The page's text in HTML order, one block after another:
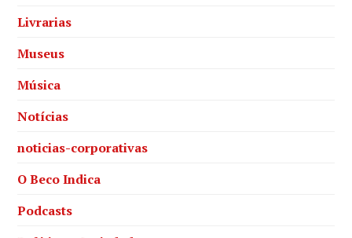
Livrarias
Museus
Música
Notícias
noticias-corporativas
O Beco Indica
Podcasts